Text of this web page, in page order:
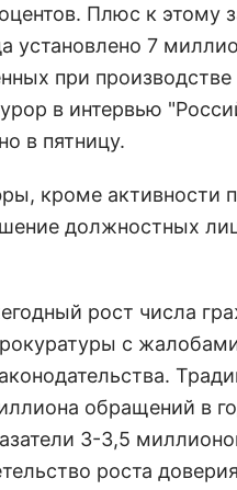
Плюс к этому
установлено 7
при производстве
в интервью
в пятницу.
кроме активности
должностных
рост числа
с
обращений в
3-3,5
роста